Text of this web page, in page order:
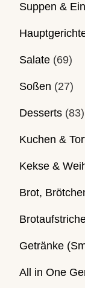
Suppen &
Salate (69)
Soßen (27)
Desserts (83)
Kuchen &
Kekse &
Brot,
Getränke
All in One